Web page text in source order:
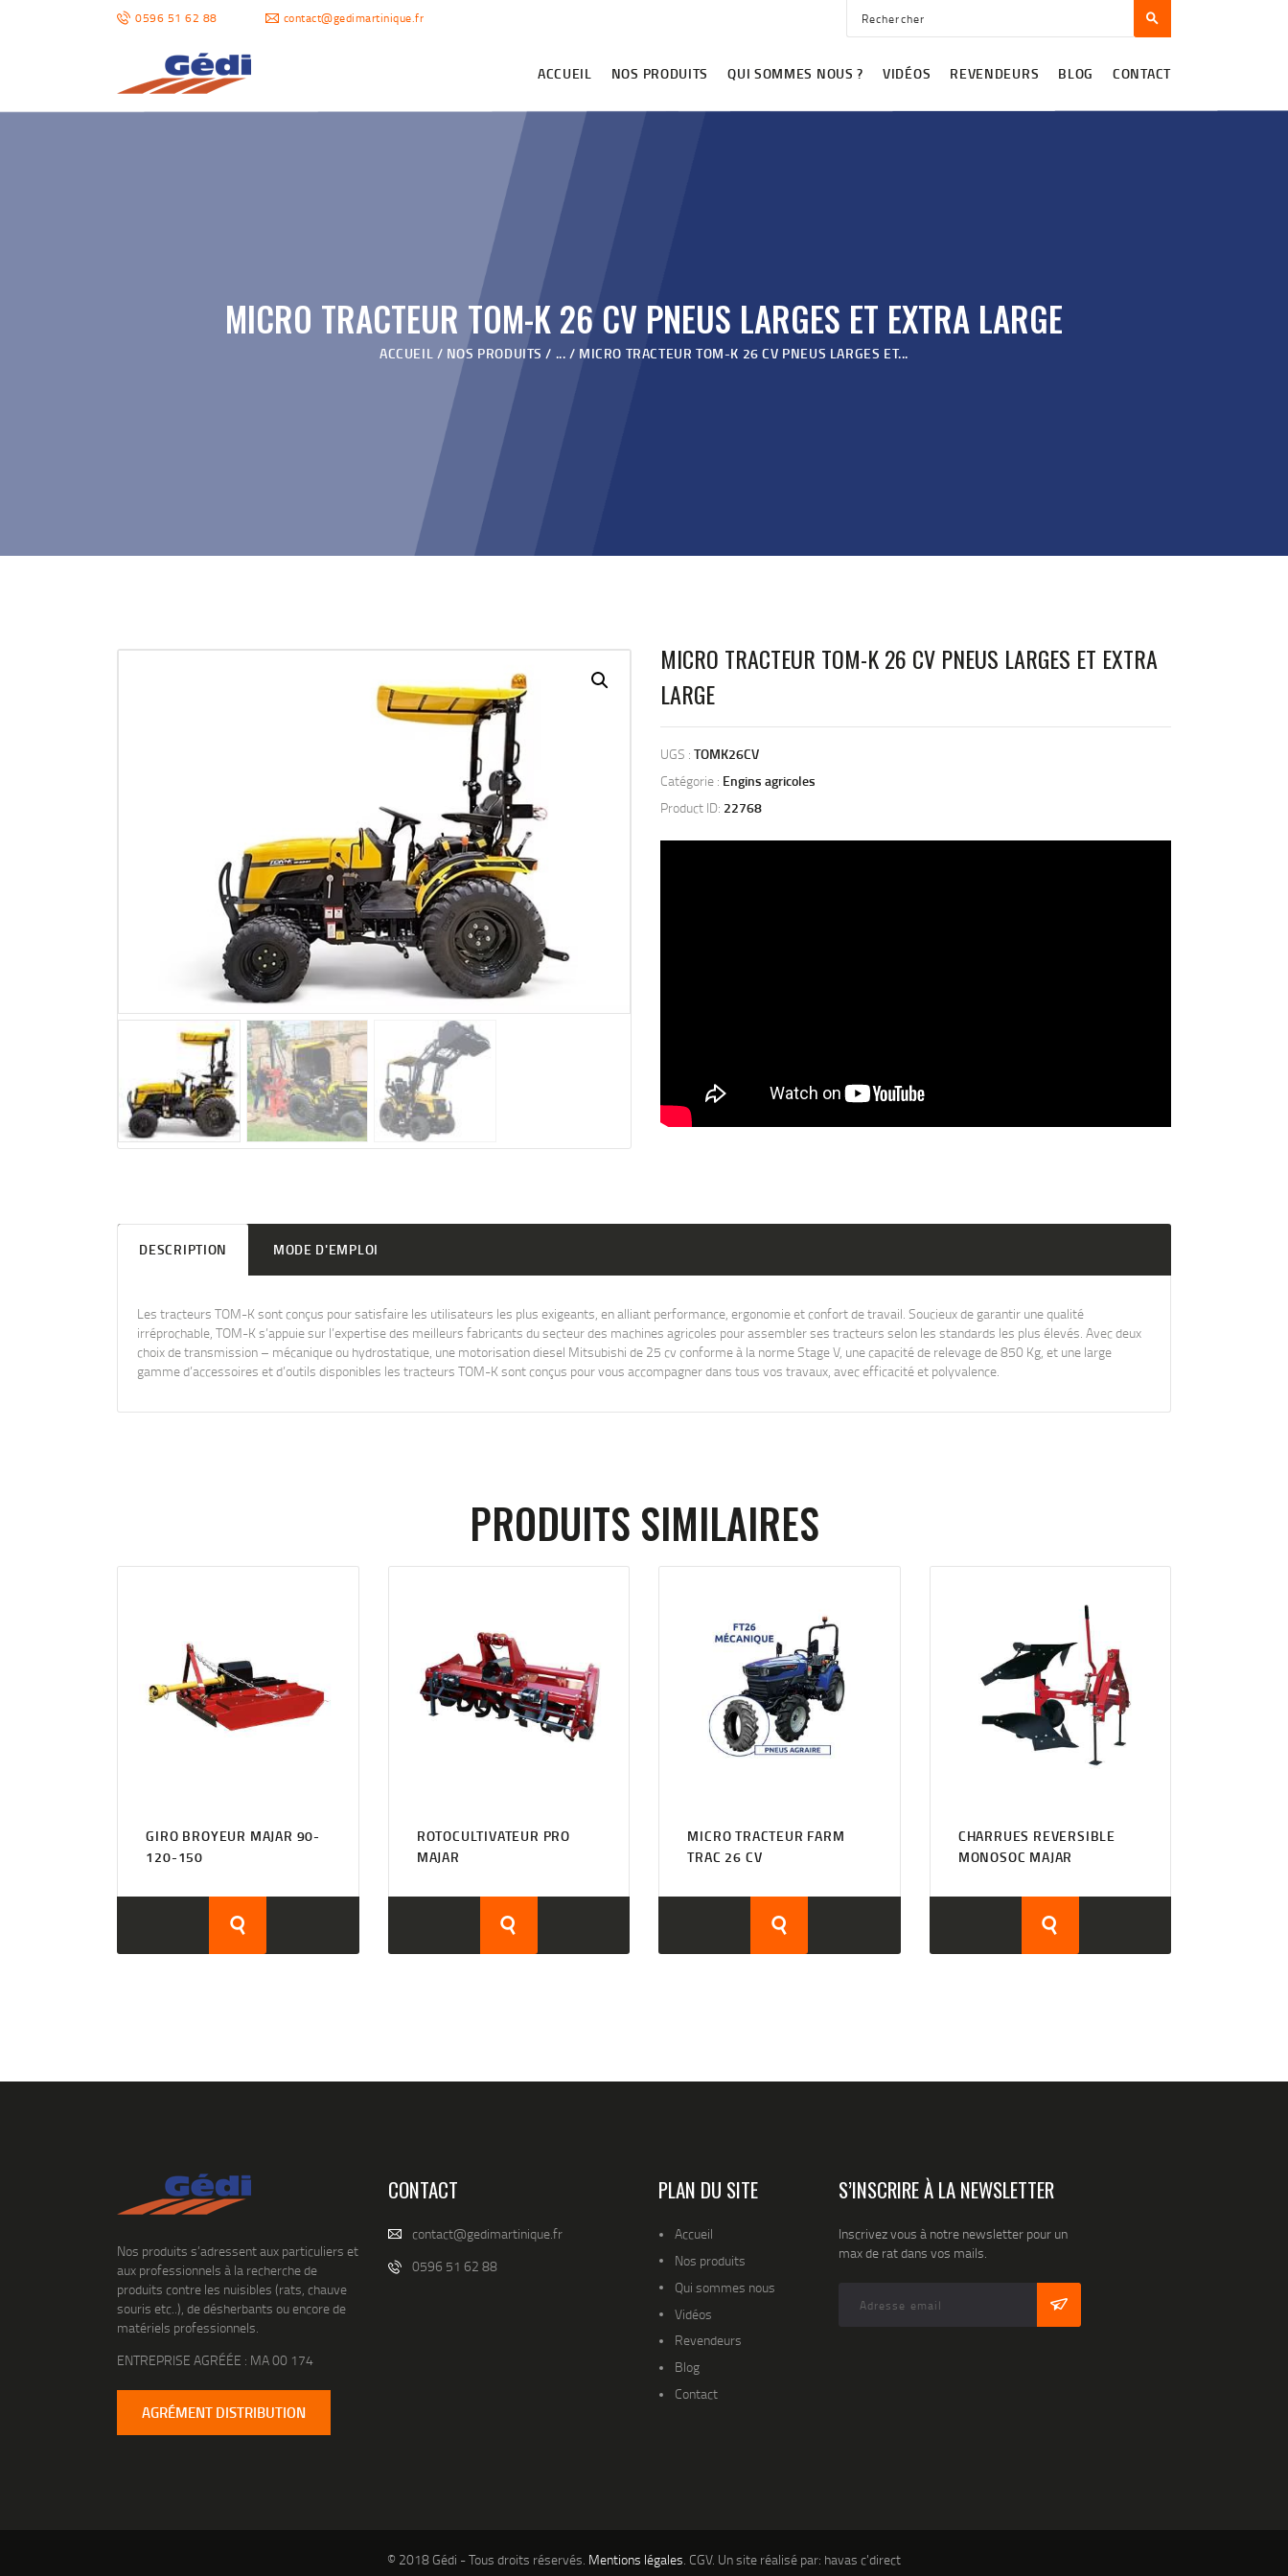
0596 51 62 88 contact@gedimartinique.fr
ACCUEIL NOS PRODUITS QUI SOMMES NOUS ? VIDÉOS REVENDEURS BLOG CONTACT
MICRO TRACTEUR TOM-K 26 CV PNEUS LARGES ET EXTRA LARGE
ACCUEIL NOS PRODUITS ... MICRO TRACTEUR TOM-K 26 CV PNEUS LARGES ET...
NOS PRODUITS
QUI SOMMES NOUS ?
VIDÉOS
REVENDEURS
BLOG
CONTACT
MICRO TRACTEUR TOM-K 26 CV PNEUS LARGES ET EXTRA
LARGE
UGS : TOMK26CV
Catégorie : Engins agricoles
Product ID: 22768
DESCRIPTION MODE D'EMPLOI
Les tracteurs TOM-K sont conçus pour satisfaire les utilisateurs les plus exigeants, en alliant performance, ergonomie et confort de travail. Soucieux de garantir une qualité
irréprochable, TOM-K s’appuie sur l’expertise des meilleurs fabricants du secteur des machines agricoles pour assembler ses tracteurs selon les standards les plus élevés. Avec deux
choix de transmission – mécanique ou hydrostatique, une motorisation diesel Mitsubishi de 25 cv conforme à la norme Stage V, une capacité de relevage de 850 Kg, et une large
gamme d’accessoires et d’outils disponibles les tracteurs TOM-K sont conçus pour vous accompagner dans tous vos travaux, avec efficacité et polyvalence.
PRODUITS SIMILAIRES
GIRO BROYEUR MAJAR 90-
120-150
ROTOCULTIVATEUR PRO
MAJAR
MICRO TRACTEUR FARM
TRAC 26 CV
CHARRUES REVERSIBLE
MONOSOC MAJAR
Nos produits s’adressent aux particuliers et
aux professionnels à la recherche de
produits contre les nuisibles (rats, chauve
souris etc..), de désherbants ou encore de
matériels professionnels.
ENTREPRISE AGRÉÉE : MA 00 174
AGRÉMENT DISTRIBUTION
CONTACT
contact@gedimartinique.fr
0596 51 62 88
PLAN DU SITE
Accueil
Nos produits
Qui sommes nous
Vidéos
Revendeurs
Blog
Contact
S’INSCRIRE À LA NEWSLETTER
Inscrivez vous à notre newsletter pour un
max de rat dans vos mails.
© 2018 Gédi - Tous droits réservés. Mentions légales. CGV. Un site réalisé par: havas c'direct